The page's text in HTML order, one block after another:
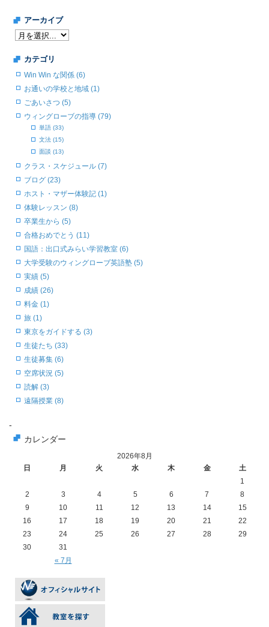
アーカイブ
カテゴリ
Win Win な関係 (6)
お通いの学校と地域 (1)
ごあいさつ (5)
ウィングローブの指導 (79)
単語 (33)
文法 (15)
面談 (13)
クラス・スケジュール (7)
ブログ (23)
ホスト・マザー体験記 (1)
体験レッスン (8)
卒業生から (5)
合格おめでとう (11)
国語：出口式みらい学習教室 (6)
大学受験のウィングローブ英語塾 (5)
実績 (5)
成績 (26)
料金 (1)
旅 (1)
東京をガイドする (3)
生徒たち (33)
生徒募集 (6)
空席状況 (5)
読解 (3)
遠隔授業 (8)
-
カレンダー
2026年8月
日
月 火 水 木 金 土
« 7月
1
2
3 4 5 6 7
8
9
10 11 12 13 14
15
16
17 18 19 20 21
22
23
24 25 26 27 28
29
30
31